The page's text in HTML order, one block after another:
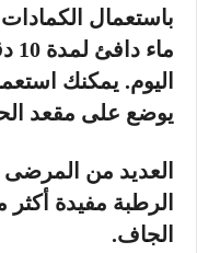
باستعمال
اليوم. يمكنك
يوضع على مقعد
العديد من
الرطبة مفيدة
الجاف.